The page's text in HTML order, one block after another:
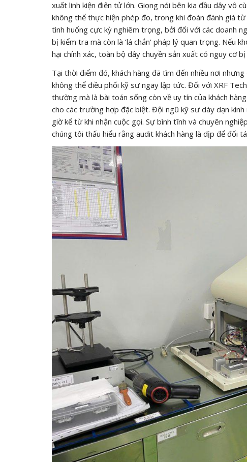
xuất linh kiện điện tử lớn. Giọng nói bên kia đầu dây vô
không thể thực hiện phép đo, trong khi đoàn đánh giá
tình huống cực kỳ nghiêm trọng, bởi đối với các doanh
bị kiểm tra mà còn là ‘lá chắn’ pháp lý quan trọng. Nếu
hại chính xác, toàn bộ dây chuyền sản xuất có nguy cơ
Tại thời điểm đó, khách hàng đã tìm đến nhiều nơi
không thể điều phối kỹ sư ngay lập tức. Đối với XRF
thường mà là bài toán sống còn về uy tín của khách
cho các trường hợp đặc biệt. Đội ngũ kỹ sư dày dạn
giờ kể từ khi nhận cuộc gọi. Sự bình tĩnh và chuyên
chúng tôi thấu hiểu rằng audit khách hàng là dịp để đối